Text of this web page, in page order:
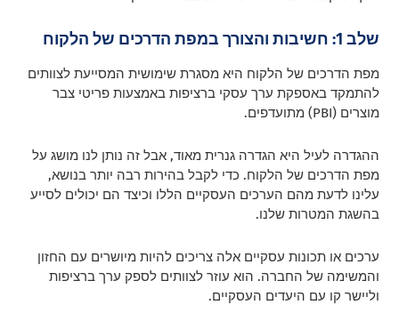
שלב 1: חשיבות והצורך במפת הדרכים של הלקוח
מפת הדרכים של הלקוח היא מסגרת שימושית המסייעת לצוותים
להתמקד באספקת ערך עסקי ברציפות באמצעות פריטי צבר
מוצרים (PBI) מתועדפים.
ההגדרה לעיל היא הגדרה גנרית מאוד, אבל זה נותן לנו מושג על
מפת הדרכים של הלקוח. כדי לקבל בהירות רבה יותר בנושא,
עלינו לדעת מהם הערכים העסקיים הללו וכיצד הם יכולים לסייע
בהשגת המטרות שלנו.
ערכים או תכונות עסקיים אלה צריכים להיות מיושרים עם החזון
והמשימה של החברה. הוא עוזר לצוותים לספק ערך ברציפות
וליישר קו עם היעדים העסקיים.